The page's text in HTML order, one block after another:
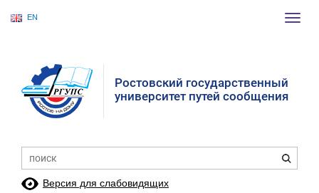
EN
Ростовский государственный
университет путей сообщения
Версия для слабовидящих